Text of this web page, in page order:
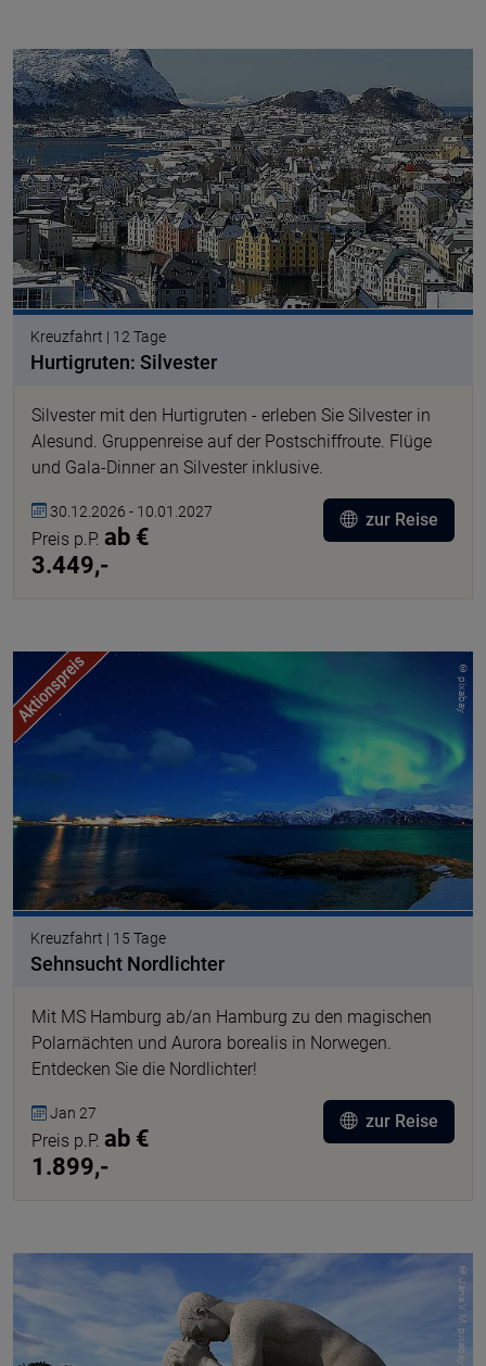
Kreuzfahrt | 12 Tage
Hurtigruten: Silvester
Silvester mit den Hurtigruten - erleben Sie Silvester in
Alesund. Gruppenreise auf der Postschiffroute. Flüge
und Gala-Dinner an Silvester inklusive.
30.12.2026 - 10.01.2027
Preis p.P. ab €
3.449,-
zur Reise
© pixabay
Kreuzfahrt | 15 Tage
Sehnsucht Nordlichter
Mit MS Hamburg ab/an Hamburg zu den magischen
Polarnächten und Aurora borealis in Norwegen.
Entdecken Sie die Nordlichter!
Jan 27
Preis p.P. ab €
1.899,-
zur Reise
© Jana V. M. pixabay